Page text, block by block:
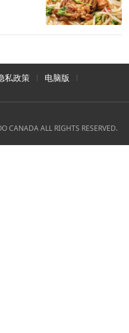
私政策 电脑版
CANADA ALL RIGHTS RESERVED.